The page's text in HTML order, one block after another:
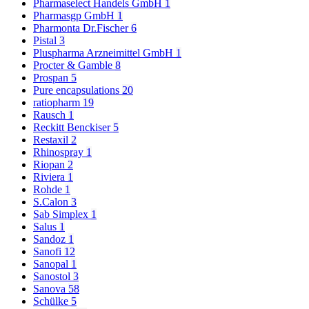
Pharmaselect Handels GmbH 1
Pharmasgp GmbH 1
Pharmonta Dr.Fischer6
Pistal 3
Pluspharma Arzneimittel GmbH 1
Procter & Gamble 8
Prospan 5
Pure encapsulations 20
ratiopharm 19
Rausch 1
Reckitt Benckiser 5
Restaxil 2
Rhinospray 1
Riopan 2
Riviera 1
Rohde 1
S.Calon 3
Sab Simplex 1
Salus 1
Sandoz 1
Sanofi 12
Sanopal 1
Sanostol 3
Sanova 58
Schülke 5